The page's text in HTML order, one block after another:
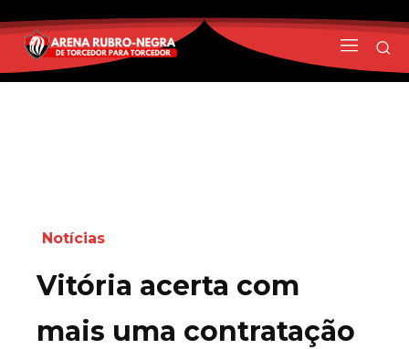
Notícias
Vitória acerta com
mais uma contratação